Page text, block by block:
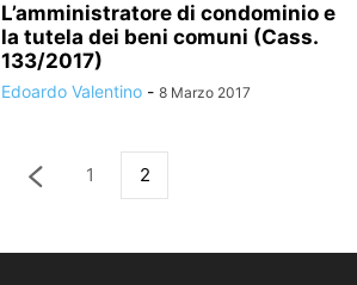
L’amministratore di condominio e
la tutela dei beni comuni (Cass.
133/2017)
Edoardo Valentino - 8 Marzo 2017
1 2